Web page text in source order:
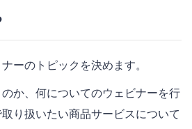
ーのトピックを決めます。
か、何についてのウェビナーを行
り扱いたい商品サービスについて